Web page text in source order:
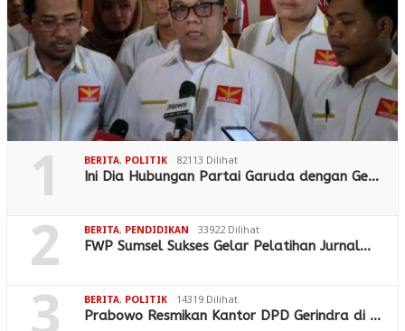
1 BERITA, POLITIK 82113 Dilihat
Ini Dia Hubungan Partai Garuda dengan Ge…
2 BERITA, PENDIDIKAN 33922 Dilihat
FWP Sumsel Sukses Gelar Pelatihan Jurnal…
BERITA, POLITIK 14319 Dilihat
Prabowo Resmikan Kantor DPD Gerindra di …